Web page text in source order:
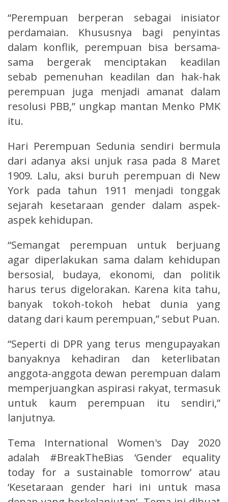
“Perempuan berperan sebagai inisiator
perdamaian. Khususnya bagi penyintas
dalam konflik, perempuan bisa bersama-
sama bergerak menciptakan keadilan
sebab pemenuhan keadilan dan hak-hak
perempuan juga menjadi amanat dalam
resolusi PBB,” ungkap mantan Menko PMK
itu.
Hari Perempuan Sedunia sendiri bermula
dari adanya aksi unjuk rasa pada 8 Maret
1909. Lalu, aksi buruh perempuan di New
York pada tahun 1911 menjadi tonggak
sejarah kesetaraan gender dalam aspek-
aspek kehidupan.
“Semangat perempuan untuk berjuang
agar diperlakukan sama dalam kehidupan
bersosial, budaya, ekonomi, dan politik
harus terus digelorakan. Karena kita tahu,
banyak tokoh-tokoh hebat dunia yang
datang dari kaum perempuan,” sebut Puan.
“Seperti di DPR yang terus mengupayakan
banyaknya kehadiran dan keterlibatan
anggota-anggota dewan perempuan dalam
memperjuangkan aspirasi rakyat, termasuk
untuk kaum perempuan itu sendiri,”
lanjutnya.
Tema International Women's Day 2020
adalah #BreakTheBias ‘Gender equality
today for a sustainable tomorrow’ atau
‘Kesetaraan gender hari ini untuk masa